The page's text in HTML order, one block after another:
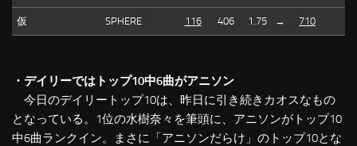
仮 SPHERE 116 406 1.75 → 710
・デイリーではトップ10中6曲がアニソン
今日のデイリートップ10は、昨日に引き続きカオスなもの
となっている。1位の水樹奈々を筆頭に、アニソンがトップ10
中6曲ランクイン。まさに「アニソンだらけ」のトップ10とな